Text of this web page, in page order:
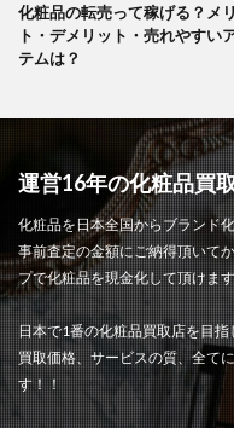
化粧品の転売って稼げる？メ
ト・デメリット・売れやすい
テムは？
運営16年の化粧品買
化粧品を日本全国からブランド
事前査定の金額にご納得頂いて
プで化粧品を現金化して頂けま
日本で1番の化粧品買取店を目指
買取価格、サービスの質、全て
す！！